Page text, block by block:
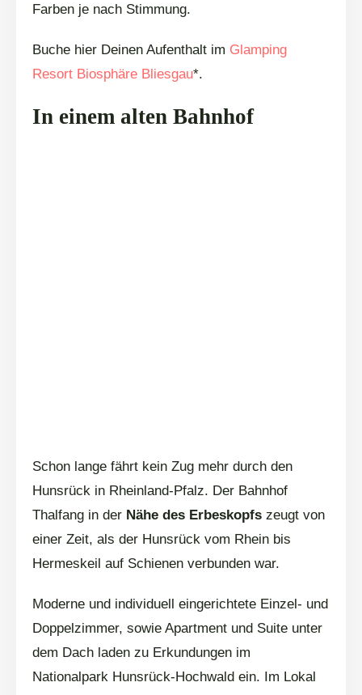
Farben je nach Stimmung.
Buche hier Deinen Aufenthalt im Glamping
Resort Biosphäre Bliesgau*.
In einem alten Bahnhof
Schon lange fährt kein Zug mehr durch den
Hunsrück in Rheinland-Pfalz. Der Bahnhof
Thalfang in der Nähe des Erbeskopfs zeugt von
einer Zeit, als der Hunsrück vom Rhein bis
Hermeskeil auf Schienen verbunden war.
Moderne und individuell eingerichtete Einzel- und
Doppelzimmer, sowie Apartment und Suite unter
dem Dach laden zu Erkundungen im
Nationalpark Hunsrück-Hochwald ein. Im Lokal